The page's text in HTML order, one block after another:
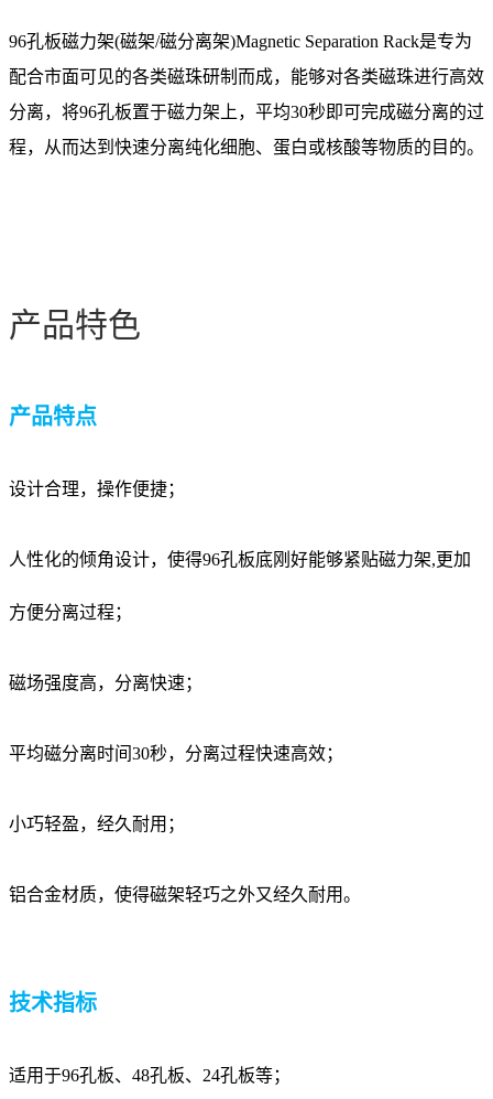
96孔板磁力架(磁架/磁分离架)Magnetic Separation Rack是专为
配合市面可见的各类磁珠研制而成，能够对各类磁珠进行高效
分离，将96孔板置于磁力架上，平均30秒即可完成磁分离的过
程，从而达到快速分离纯化细胞、蛋白或核酸等物质的目的。
产品特色
产品特点
设计合理，操作便捷；
人性化的倾角设计，使得96孔板底刚好能够紧贴磁力架,更加
方便分离过程；
磁场强度高，分离快速；
平均磁分离时间30秒，分离过程快速高效；
小巧轻盈，经久耐用；
铝合金材质，使得磁架轻巧之外又经久耐用。
技术指标
适用于96孔板、48孔板、24孔板等；